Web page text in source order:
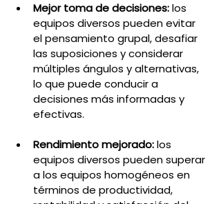
Mejor toma de decisiones: los
equipos diversos pueden evitar
el pensamiento grupal, desafiar
las suposiciones y considerar
múltiples ángulos y alternativas,
lo que puede conducir a
decisiones más informadas y
efectivas.
Rendimiento mejorado: los
equipos diversos pueden superar
a los equipos homogéneos en
términos de productividad,